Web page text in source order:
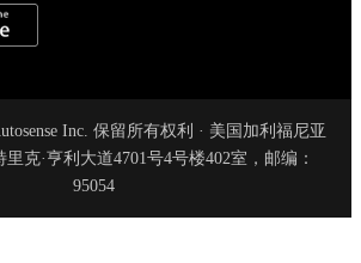
Inc. 保留所有权利 · 美国加利福尼亚
克·亨利大道4701号4号楼402室，邮编：
95054